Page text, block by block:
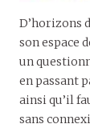
D’horizons
son espace
un
en passant
ainsi qu’il
sans